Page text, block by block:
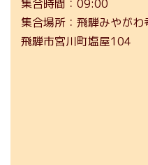
集合時間
09:00
集合場所
飛騨みやがわ
飛騨市宮川町塩屋104